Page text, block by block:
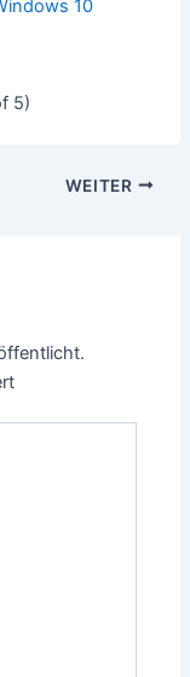
10
5)
WEITER